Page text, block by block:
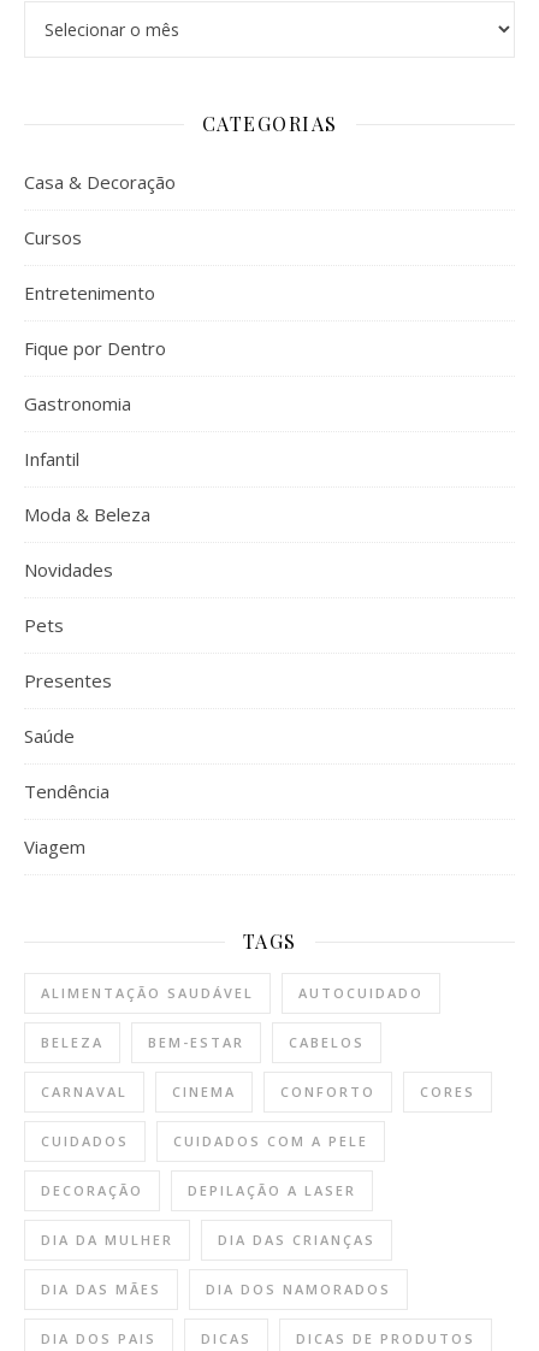
CATEGORIAS
Casa & Decoração
Cursos
Entretenimento
Fique por Dentro
Gastronomia
Infantil
Moda & Beleza
Novidades
Pets
Presentes
Saúde
Tendência
Viagem
TAGS
ALIMENTAÇÃO SAUDÁVEL AUTOCUIDADO
BELEZA BEM-ESTAR CABELOS
CARNAVAL CINEMA CONFORTO CORES
CUIDADOS CUIDADOS COM A PELE
DECORAÇÃO DEPILAÇÃO A LASER
DIA DA MULHER DIA DAS CRIANÇAS
DIA DAS MÃES DIA DOS NAMORADOS
DIA DOS PAIS DICAS DICAS DE PRODUTOS